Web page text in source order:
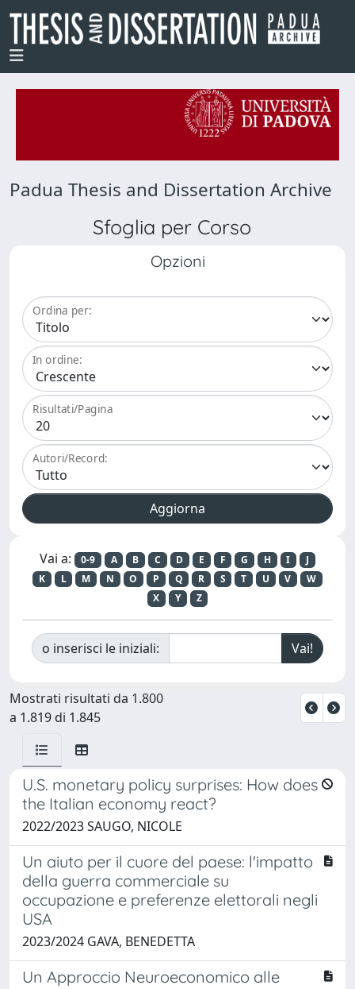
Padua Thesis and Dissertation Archive
Sfoglia per Corso
Opzioni
Ordina per:
In ordine:
Risultati/Pagina
Autori/Record:
Vai a: 0-9 A B C D E F G H I
J
K
L M N O P Q R S T U V
W
X
Y Z
o inserisci le iniziali:
Mostrati risultati da 1.800
a 1.819 di 1.845
U.S. monetary policy surprises: How does
the Italian economy react?
2022/2023 SAUGO, NICOLE
Un aiuto per il cuore del paese: l'impatto
della guerra commerciale su
occupazione e preferenze elettorali negli
USA
2023/2024 GAVA, BENEDETTA
Un Approccio Neuroeconomico alle